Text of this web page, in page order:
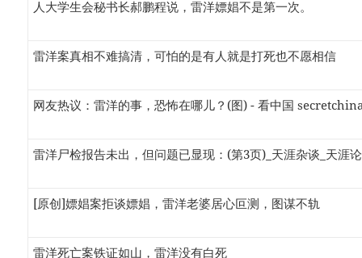
人大学生会秘书长郝鹏程说，雷洋嫖娼不是第一次。
雷洋案真相不难搞清，可怕的是有人就是打死也不愿相信
网友热议：雷洋的事，恐怖在哪儿？(图) - 看中国
雷洋尸检报告未出，但问题已显现：(第3页)_天涯杂谈_天涯
[原创]嫖娼案拒谈嫖娼，雷洋老婆居心叵测，图谋不轨
雷洋死亡案铁证如山，雷洋没有白死